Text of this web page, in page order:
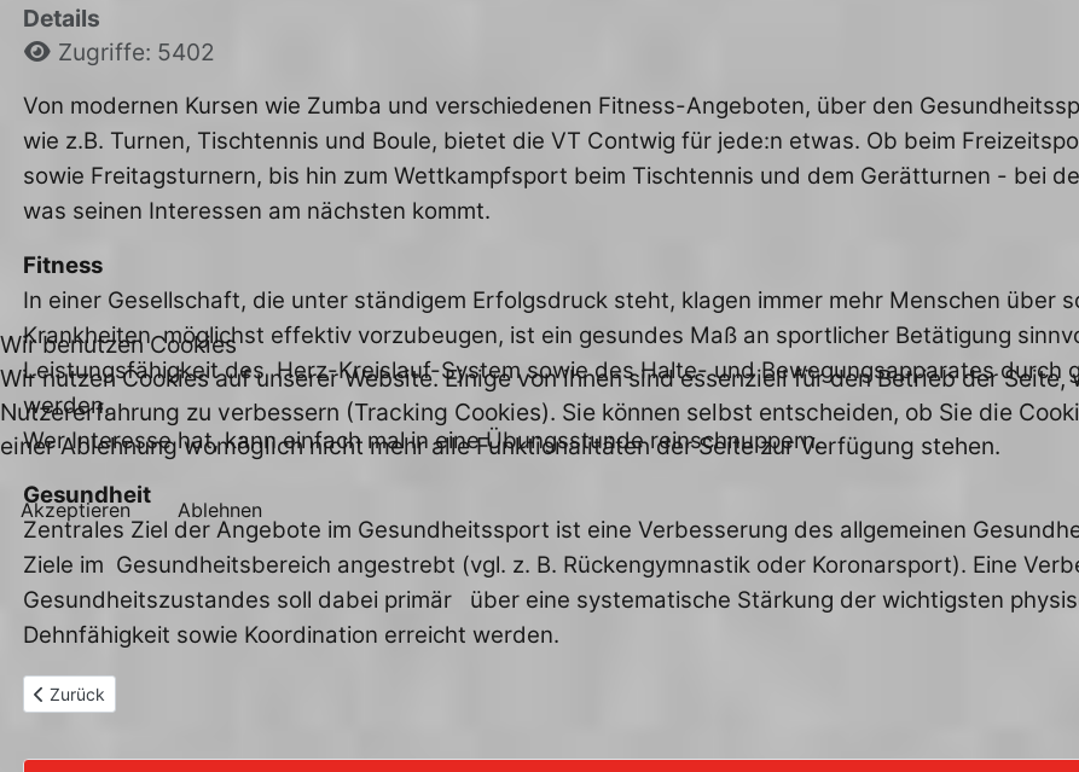
Details
Zugriffe: 5402
Von modernen Kursen wie Zumba und verschiedenen Fitness-Angeboten, über den
wie z.B. Turnen, Tischtennis und Boule, bietet die VT Contwig für jede:n etwas. Ob beim
sowie Freitagsturnern, bis hin zum Wettkampfsport beim Tischtennis und dem Gerätturnen - bei
was seinen Interessen am nächsten kommt.
Fitness
In einer Gesellschaft, die unter ständigem Erfolgsdruck steht, klagen immer mehr Menschen über
Krankheiten möglichst effektiv vorzubeugen, ist ein gesundes Maß an sportlicher Betätigung
Leistungsfähigkeit des Herz-Kreislauf-System sowie des Halte- und Bewegungsapparates durch
werden.
Wer Interesse hat, kann einfach mal in eine Übungsstunde reinschnuppern.
Gesundheit
Zentrales Ziel der Angebote im Gesundheitssport ist eine Verbesserung des allgemeinen
Ziele im Gesundheitsbereich angestrebt (vgl. z. B. Rückengymnastik oder Koronarsport). Eine
Gesundheitszustandes soll dabei primär über eine systematische Stärkung der wichtigsten
Dehnfähigkeit sowie Koordination erreicht werden.
Vorheriger Beitrag: Turnabteilung
Zurück
Wir benutzen Cookies
Wir nutzen Cookies auf unserer Website. Einige von ihnen sind essenziell für den Betrieb der
Nutzererfahrung zu verbessern (Tracking Cookies). Sie können selbst entscheiden, ob Sie die
einer Ablehnung womöglich nicht mehr alle Funktionalitäten der Seite zur Verfügung stehen.
Akzeptieren Ablehnen